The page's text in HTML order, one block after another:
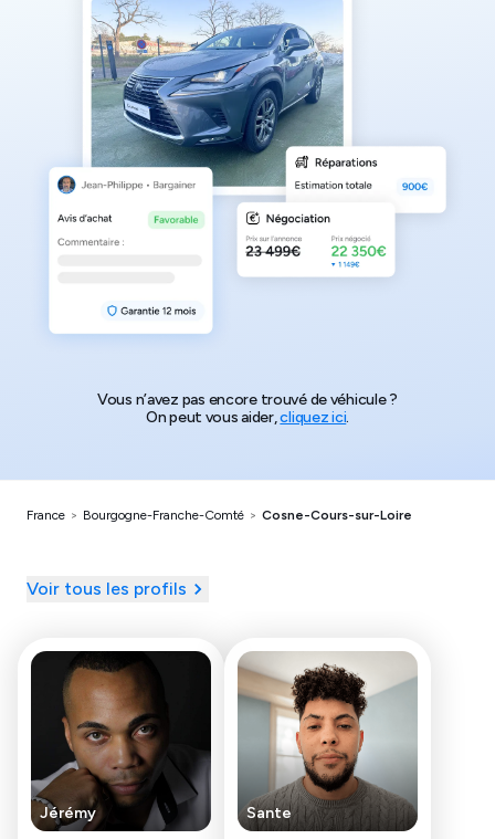
Vous n’avez pas encore trouvé de véhicule ?
On peut vous aider,cliquez ici.
France > Bourgogne-Franche-Comté > Cosne-Cours-sur-Loire
Voir tous les profils
Jérémy Sante